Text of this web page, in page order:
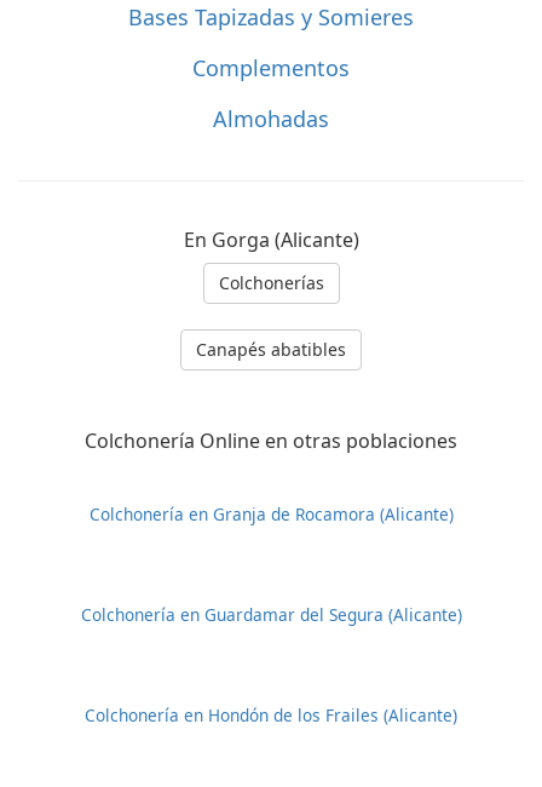
Bases Tapizadas y Somieres
Complementos
Almohadas
En Gorga (Alicante)
Colchonerías
Canapés abatibles
Colchonería Online en otras poblaciones
Colchonería en Granja de Rocamora (Alicante)
Colchonería en Guardamar del Segura (Alicante)
Colchonería en Hondón de los Frailes (Alicante)